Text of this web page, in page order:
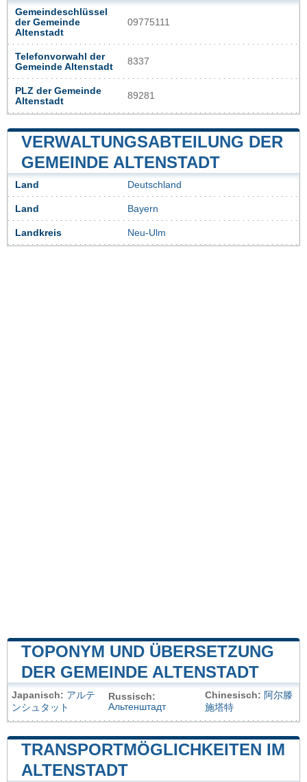
Gemeindeschlüssel
der Gemeinde
Altenstadt
09775111
Telefonvorwahl der
Gemeinde Altenstadt
8337
PLZ der Gemeinde
Altenstadt
89281
VERWALTUNGSABTEILUNG DER
GEMEINDE ALTENSTADT
Land Deutschland
Land Bayern
Landkreis Neu-Ulm
TOPONYM UND ÜBERSETZUNG
DER GEMEINDE ALTENSTADT
Japanisch: アルテ
ンシュタット
Russisch:
Альтенштадт
Chinesisch: 阿尔滕
施塔特
TRANSPORTMÖGLICHKEITEN IM
ALTENSTADT